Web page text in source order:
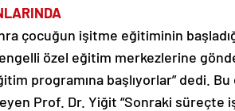
çocuğun işitme eğitiminin
özel eğitim merkezlerine
programına başlıyorlar” dedi.
Prof. Dr. Yiğit “Sonraki